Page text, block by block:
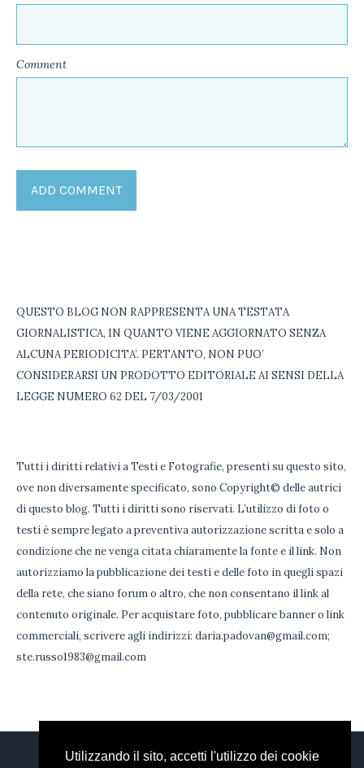
Utilizzando il sito, accetti l'utilizzo dei cookie
Comment
QUESTO BLOG NON RAPPRESENTA UNA TESTATA
GIORNALISTICA, IN QUANTO VIENE AGGIORNATO SENZA
ALCUNA PERIODICITA’. PERTANTO, NON PUO’
CONSIDERARSI UN PRODOTTO EDITORIALE AI SENSI DELLA
LEGGE NUMERO 62 DEL 7/03/2001
Tutti i diritti relativi a Testi e Fotografie, presenti su questo sito,
ove non diversamente specificato, sono Copyright© delle autrici
di questo blog. Tutti i diritti sono riservati. L’utilizzo di foto o
testi è sempre legato a preventiva autorizzazione scritta e solo a
condizione che ne venga citata chiaramente la fonte e il link. Non
autorizziamo la pubblicazione dei testi e delle foto in quegli spazi
della rete, che siano forum o altro, che non consentano il link al
contenuto originale. Per acquistare foto, pubblicare banner o link
commerciali, scrivere agli indirizzi: daria.padovan@gmail.com;
ste.russo1983@gmail.com
FACEBOOK DARIA STEFANIA